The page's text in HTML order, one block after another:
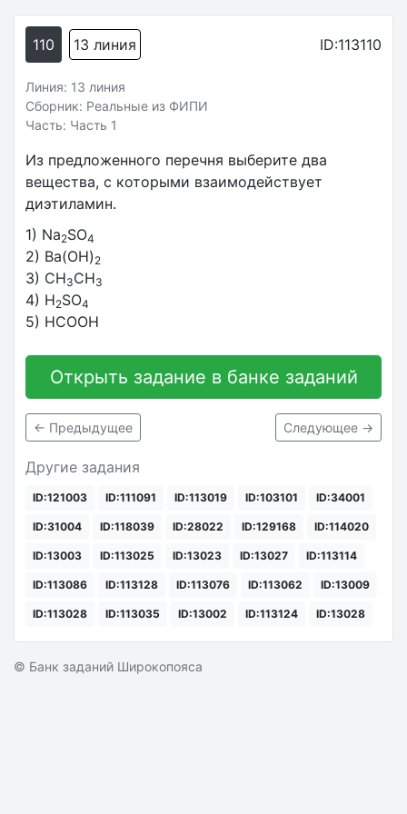
110 13 линия ID:113110
Линия: 13 линия
Сборник: Реальные из ФИПИ
Часть: Часть 1
Из предложенного перечня выберите два
вещества, с которыми взаимодействует
диэтиламин.
1) Na2SO4
2) Ba(OH) 2
3) CH3CH3
4) H2SO4
5) HCOOH
Открыть задание в банке заданий
← Предыдущее Следующее →
Другие задания
ID:121003 ID:111091 ID:113019 ID:103101 ID:34001
ID:31004 ID:118039 ID:28022 ID:129168 ID:114020
ID:13003 ID:113025 ID:13023 ID:13027 ID:113114
ID:113086 ID:113128 ID:113076 ID:113062 ID:13009
ID:113028 ID:113035 ID:13002 ID:113124 ID:13028
© Банк заданий Широкопояса